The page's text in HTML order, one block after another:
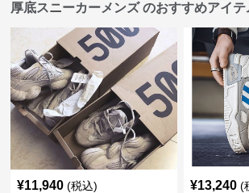
厚底スニーカーメンズ のおすすめアイテ
¥11,940 (税込) ¥13,240 (